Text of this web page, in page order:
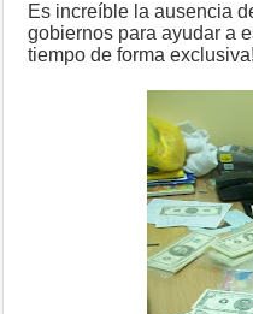
Es increíble la ausencia
gobiernos para ayudar a
tiempo de forma exclusiva!